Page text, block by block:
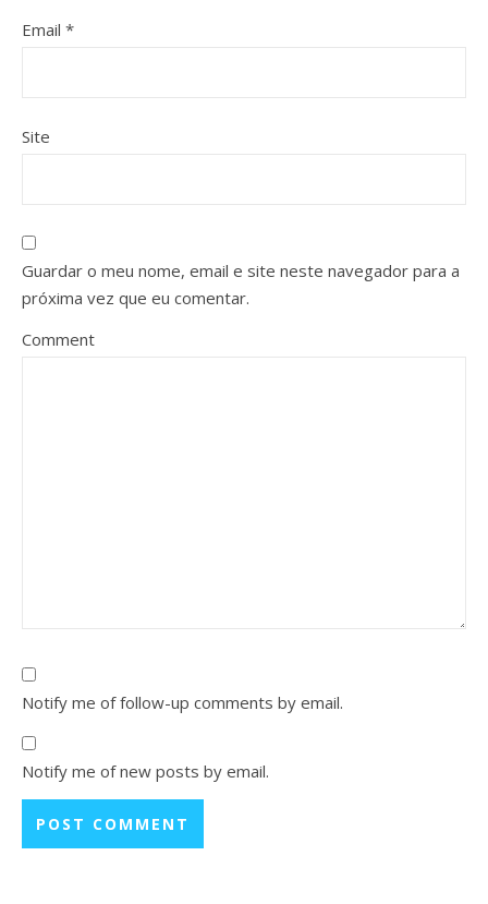
Email *
Site
Guardar o meu nome, email e site neste navegador para a
próxima vez que eu comentar.
Comment
Notify me of follow-up comments by email.
Notify me of new posts by email.